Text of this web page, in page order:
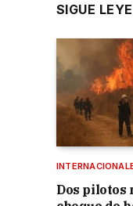
SIGUE
Dos pilotos